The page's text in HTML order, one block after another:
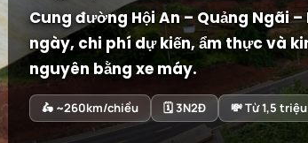
Cung đường Hội An – Quảng Ngãi
ngày, chi phí dự kiến, ẩm thực và
nguyên bằng xe máy.
🛵 ~260km/chiều 🗓️ 3N2Đ 💸 Từ 1,5 triệu